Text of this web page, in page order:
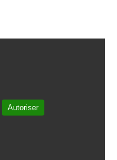
Autoriser